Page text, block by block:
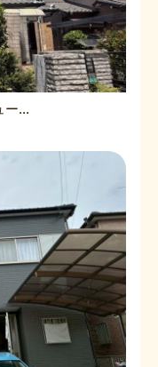
小牧市｜外壁｜屋根漆喰工事｜ニュートラルホワイト